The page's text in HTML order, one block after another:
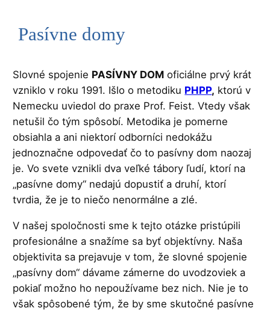
Pasívne domy
Slovné spojenie PASÍVNY DOM oficiálne prvý krát
vzniklo v roku 1991. Išlo o metodiku PHPP, ktorú v
Nemecku uviedol do praxe Prof. Feist. Vtedy však
netušil čo tým spôsobí. Metodika je pomerne
obsiahla a ani niektorí odborníci nedokážu
jednoznačne odpovedať čo to pasívny dom naozaj
je. Vo svete vznikli dva veľké tábory ľudí, ktorí na
„pasívne domy“ nedajú dopustiť a druhí, ktorí
tvrdia, že je to niečo nenormálne a zlé.
V našej spoločnosti sme k tejto otázke pristúpili
profesionálne a snažíme sa byť objektívny. Naša
objektivita sa prejavuje v tom, že slovné spojenie
„pasívny dom“ dávame zámerne do uvodzoviek a
pokiaľ možno ho nepoužívame bez nich. Nie je to
však spôsobené tým, že by sme skutočné pasívne